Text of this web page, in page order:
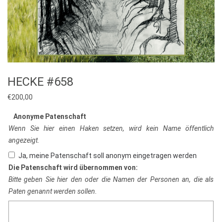
HECKE #658
€200,00
Anonyme Patenschaft
Wenn Sie hier einen Haken setzen, wird kein Name öffentlich
angezeigt.
Ja, meine Patenschaft soll anonym eingetragen werden
Die Patenschaft wird übernommen von:
Bitte geben Sie hier den oder die Namen der Personen an, die als
Paten genannt werden sollen.